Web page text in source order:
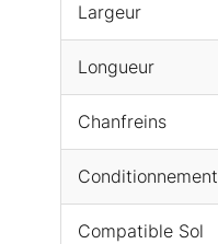
Largeur
Longueur
Chanfreins
Conditionnement
Compatible Sol